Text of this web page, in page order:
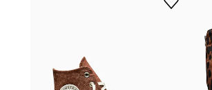
- Висота платформи: 3,8 cm.